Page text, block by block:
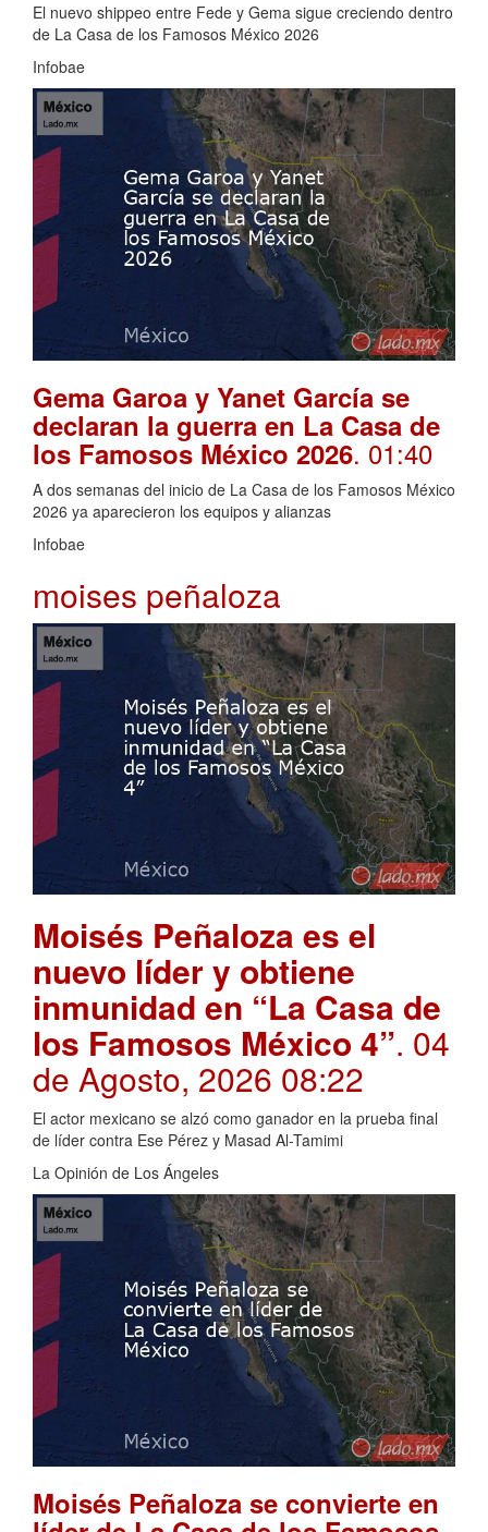
El nuevo shippeo entre Fede y Gema sigue creciendo dentro
de La Casa de los Famosos México 2026
Infobae
Gema Garoa y Yanet García se
declaran la guerra en La Casa de
los Famosos México 2026. 01:40
A dos semanas del inicio de La Casa de los Famosos México
2026 ya aparecieron los equipos y alianzas
Infobae
moises peñaloza
Moisés Peñaloza es el
nuevo líder y obtiene
inmunidad en “La Casa de
los Famosos México 4”. 04
de Agosto, 2026 08:22
El actor mexicano se alzó como ganador en la prueba final
de líder contra Ese Pérez y Masad Al-Tamimi
La Opinión de Los Ángeles
Moisés Peñaloza se convierte en